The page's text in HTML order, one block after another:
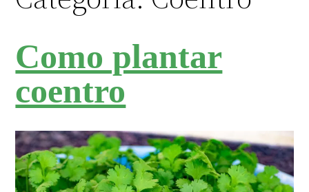
Como plantar
coentro